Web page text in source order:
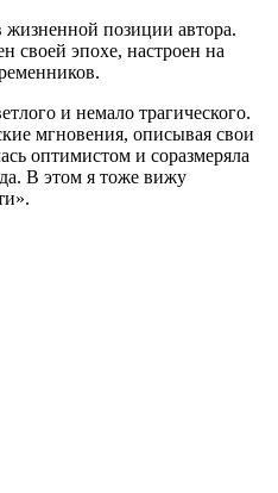
позиции автора.
своей эпохе, настроен на
и немало трагического.
мгновения, описывая свои
оптимистом и соразмеряла
В этом я тоже вижу